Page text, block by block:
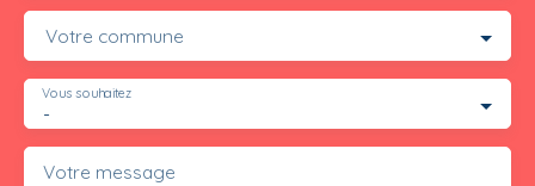
Votre commune
-
Vous souhaitez
Votre message